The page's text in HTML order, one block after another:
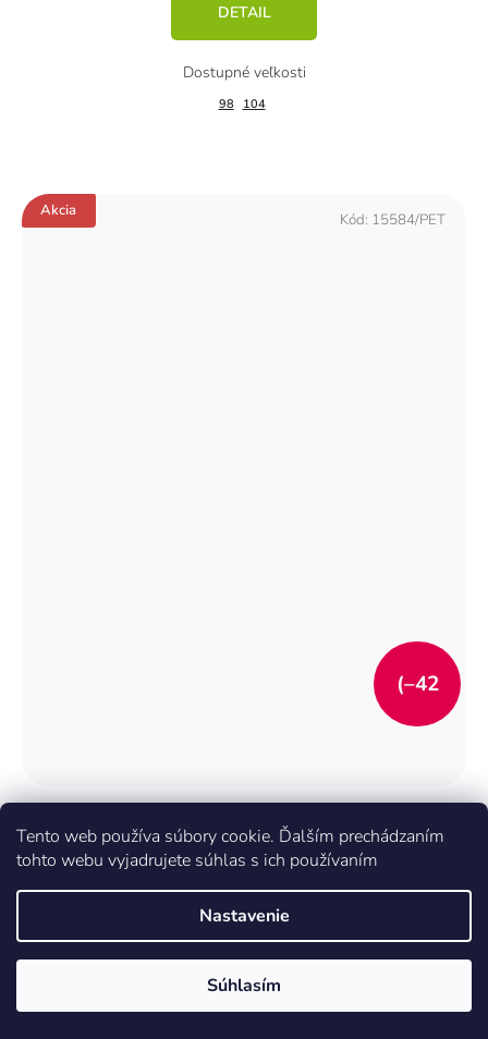
Tento web používa súbory cookie. Ďalším prechádzaním
tohto webu vyjadrujete súhlas s ich používaním
Nastavenie
Súhlasím
DETAIL
98 104
Akcia
Chlapčenské šortky - KUGO TM0306, veľ.68-98
€3,99
€6,99
(–42
Kód: 15584/PET